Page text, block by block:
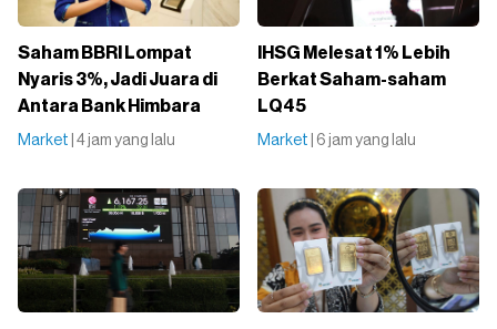
Saham BBRI Lompat
Nyaris 3%, Jadi Juara di
Antara Bank Himbara
Market | 4 jam yang lalu
IHSG Melesat 1% Lebih
Berkat Saham-saham
LQ45
Market | 6 jam yang lalu